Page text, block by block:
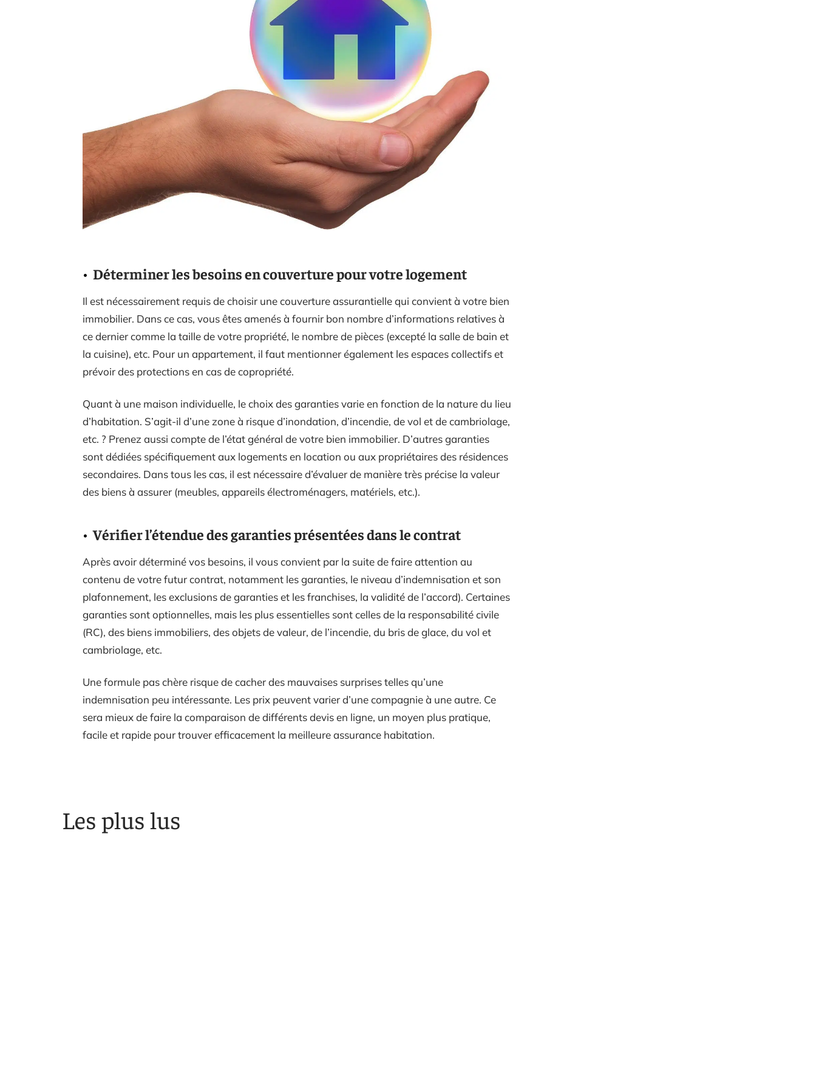
Déterminer les besoins en couverture pour votre logement
Il est nécessairement requis de choisir une couverture assurantielle qui convient à votre bien
immobilier. Dans ce cas, vous êtes amenés à fournir bon nombre d’informations relatives à
ce dernier comme la taille de votre propriété, le nombre de pièces (excepté la salle de bain et
la cuisine), etc. Pour un appartement, il faut mentionner également les espaces collectifs et
prévoir des protections en cas de copropriété.
Quant à une maison individuelle, le choix des garanties varie en fonction de la nature du lieu
d’habitation. S’agit-il d’une zone à risque d’inondation, d’incendie, de vol et de cambriolage,
etc. ? Prenez aussi compte de l’état général de votre bien immobilier. D’autres garanties
sont dédiées spécifiquement aux logements en location ou aux propriétaires des résidences
secondaires. Dans tous les cas, il est nécessaire d’évaluer de manière très précise la valeur
des biens à assurer (meubles, appareils électroménagers, matériels, etc.).
Vérifier l’étendue des garanties présentées dans le contrat
Après avoir déterminé vos besoins, il vous convient par la suite de faire attention au
contenu de votre futur contrat, notamment les garanties, le niveau d’indemnisation et son
plafonnement, les exclusions de garanties et les franchises, la validité de l’accord). Certaines
garanties sont optionnelles, mais les plus essentielles sont celles de la responsabilité civile
(RC), des biens immobiliers, des objets de valeur, de l’incendie, du bris de glace, du vol et
cambriolage, etc.
Une formule pas chère risque de cacher des mauvaises surprises telles qu’une
indemnisation peu intéressante. Les prix peuvent varier d’une compagnie à une autre. Ce
sera mieux de faire la comparaison de différents devis en ligne, un moyen plus pratique,
facile et rapide pour trouver efficacement la meilleure assurance habitation.
Les plus lus